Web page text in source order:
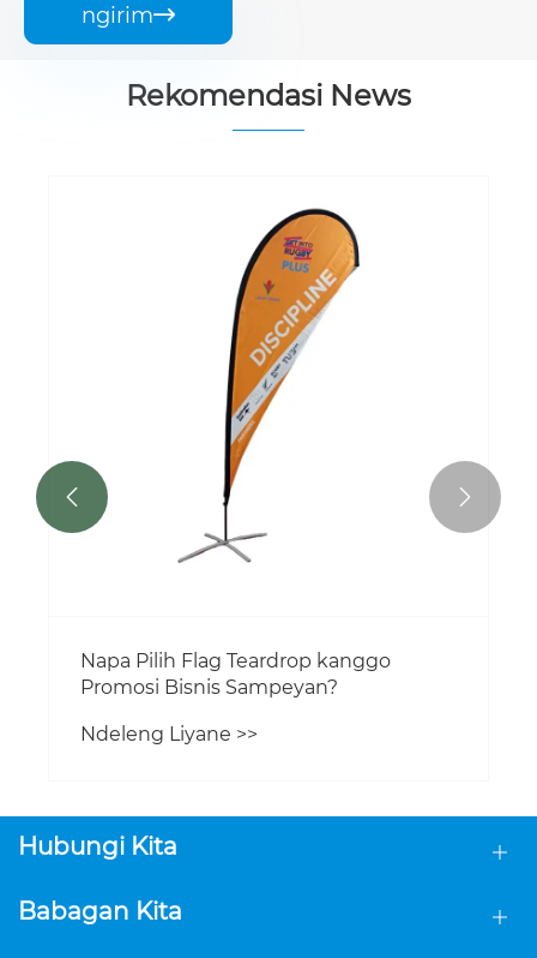
ngirim
Rekomendasi News
Napa Pilih Flag Teardrop kanggo
Promosi Bisnis Sampeyan?
Ndeleng Liyane >>
 
Hubungi Kita
Babagan Kita